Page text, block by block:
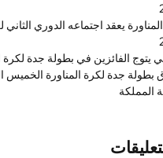
المناورة يعقد اجتماعه الدوري الثاني
يتوج الفائزين في بطولة جدة لكرة
بطولة جدة لكرة المناورة الخميس
المملكة